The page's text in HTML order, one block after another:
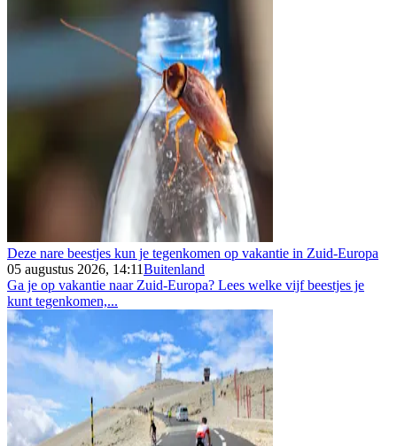
Deze nare beestjes kun je tegenkomen op vakantie in Zuid-Europa
05 augustus 2026, 14:11Buitenland
Ga je op vakantie naar Zuid-Europa? Lees welke vijf beestjes je
kunt tegenkomen,...